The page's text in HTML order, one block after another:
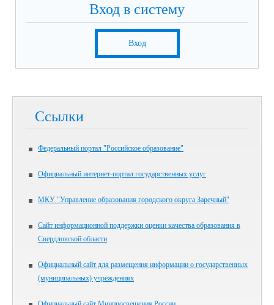
Вход в систему
Вход
Ссылки
Федеральный портал "Российское образование"
Официальный интернет-портал государственных услуг
МКУ "Управление образования городского округа Заречный"
Сайт информационной поддержки оценки качества образования в
Свердловской области
Официальный сайт для размещения информации о государственных
(муниципальных) учреждениях